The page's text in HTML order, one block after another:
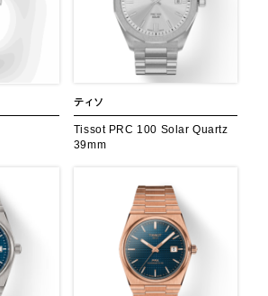
ティソ
Tissot PRC 100 Solar Quartz
39mm